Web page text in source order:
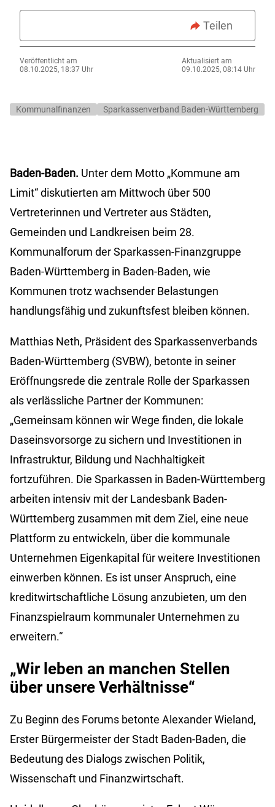
Teilen
Veröffentlicht am
08.10.2025, 18:37 Uhr
Aktualisiert am
09.10.2025, 08:14 Uhr
Kommunalfinanzen Sparkassenverband Baden-Württemberg
Baden-Baden. Unter dem Motto „Kommune am
Limit“ diskutierten am Mittwoch über 500
Vertreterinnen und Vertreter aus Städten,
Gemeinden und Landkreisen beim 28.
Kommunalforum der Sparkassen-Finanzgruppe
Baden-Württemberg in Baden-Baden, wie
Kommunen trotz wachsender Belastungen
handlungsfähig und zukunftsfest bleiben können.
Matthias Neth, Präsident des Sparkassenverbands
Baden-Württemberg (SVBW), betonte in seiner
Eröffnungsrede die zentrale Rolle der Sparkassen
als verlässliche Partner der Kommunen:
„Gemeinsam können wir Wege finden, die lokale
Daseinsvorsorge zu sichern und Investitionen in
Infrastruktur, Bildung und Nachhaltigkeit
fortzuführen. Die Sparkassen in Baden-Württemberg
arbeiten intensiv mit der Landesbank Baden-
Württemberg zusammen mit dem Ziel, eine neue
Plattform zu entwickeln, über die kommunale
Unternehmen Eigenkapital für weitere Investitionen
einwerben können. Es ist unser Anspruch, eine
kreditwirtschaftliche Lösung anzubieten, um den
Finanzspielraum kommunaler Unternehmen zu
erweitern.“
„Wir leben an manchen Stellen
über unsere Verhältnisse“
Zu Beginn des Forums betonte Alexander Wieland,
Erster Bürgermeister der Stadt Baden-Baden, die
Bedeutung des Dialogs zwischen Politik,
Wissenschaft und Finanzwirtschaft.